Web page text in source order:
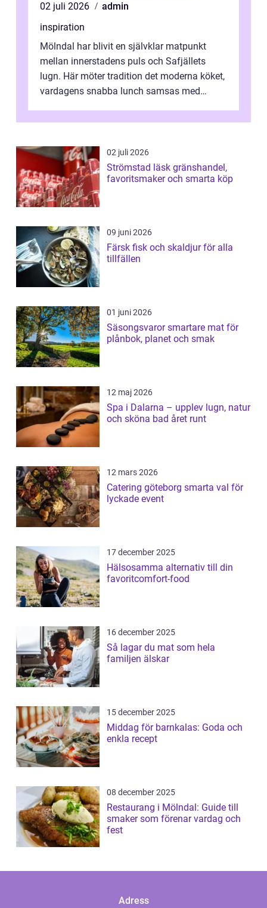
02 juli 2026
admin
inspiration
Mölndal har blivit en självklar matpunkt
mellan innerstadens puls och Safjällets
lugn. Här möter tradition det moderna köket,
vardagens snabba lunch samsas med
02 juli 2026
Strömstad läsk gränshandel,
favoritsmaker och smarta köp
09 juni 2026
Färsk fisk och skaldjur för alla
tillfällen
01 juni 2026
Säsongsvaror smartare mat för
plånbok, planet och smak
12 maj 2026
Spa i Dalarna – upplev lugn, natur
och sköna bad året runt
12 mars 2026
Catering göteborg smarta val för
lyckade event
17 december 2025
Hälsosamma alternativ till din
favoritcomfort-food
16 december 2025
Så lagar du mat som hela
familjen älskar
15 december 2025
Middag för barnkalas: Goda och
enkla recept
08 december 2025
Restaurang i Mölndal: Guide till
smaker som förenar vardag och
fest
Adress